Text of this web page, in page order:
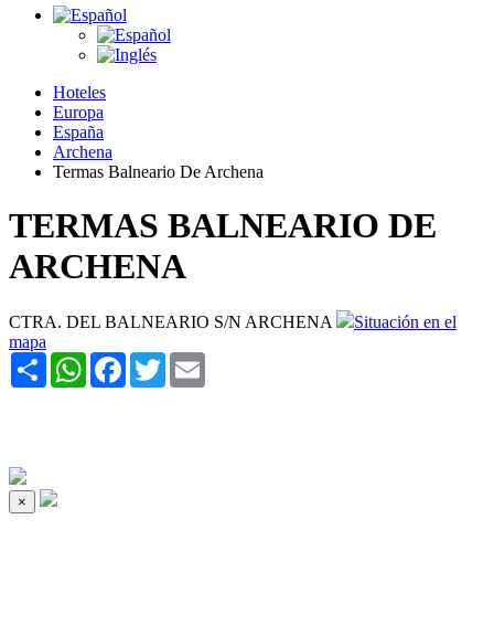
Hoteles
Europa
España
Archena
Termas Balneario De Archena
TERMAS BALNEARIO DE
ARCHENA
CTRA. DEL BALNEARIO S/N ARCHENA
Situación en el
mapa
Share WhatsAppFacebook
Twitter
×